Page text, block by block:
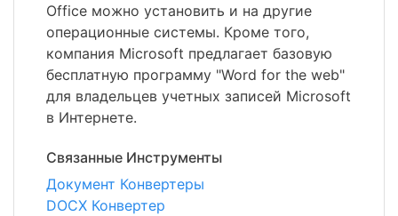
Office можно установить и на другие
операционные системы. Кроме того,
компания Microsoft предлагает базовую
бесплатную программу "Word for the web"
для владельцев учетных записей Microsoft
в Интернете.
Связанные Инструменты
Документ Конвертеры
DOCX Конвертер